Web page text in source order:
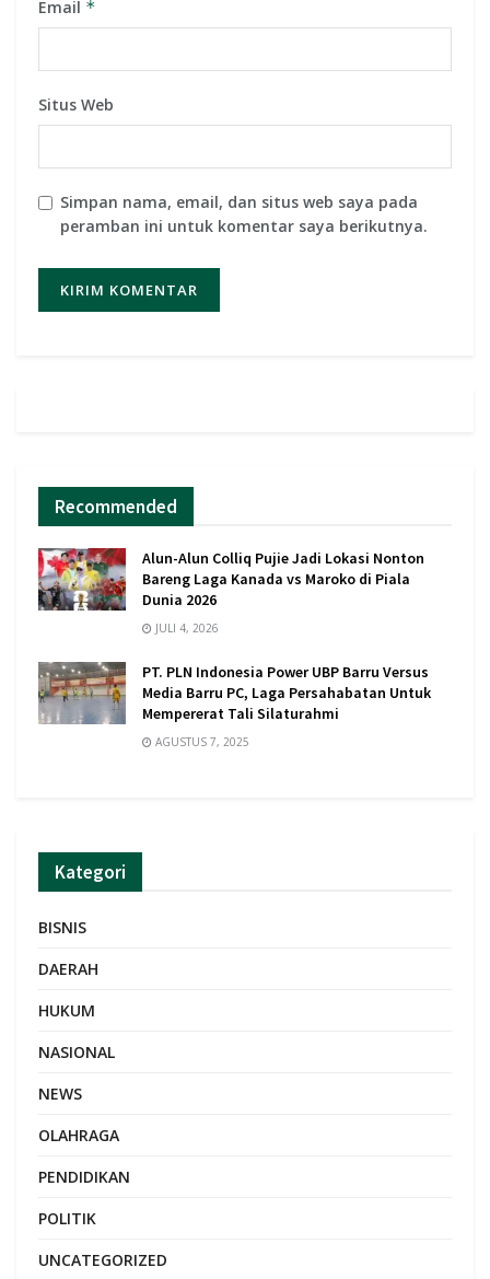
Email *
Situs Web
Simpan nama, email, dan situs web saya pada
peramban ini untuk komentar saya berikutnya.
Recommended
Alun-Alun Colliq Pujie Jadi Lokasi Nonton
Bareng Laga Kanada vs Maroko di Piala
Dunia 2026
JULI 4, 2026
PT. PLN Indonesia Power UBP Barru Versus
Media Barru PC, Laga Persahabatan Untuk
Mempererat Tali Silaturahmi
AGUSTUS 7, 2025
Kategori
BISNIS
DAERAH
HUKUM
NASIONAL
NEWS
OLAHRAGA
PENDIDIKAN
POLITIK
UNCATEGORIZED